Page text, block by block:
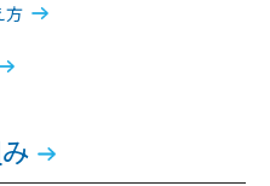
方